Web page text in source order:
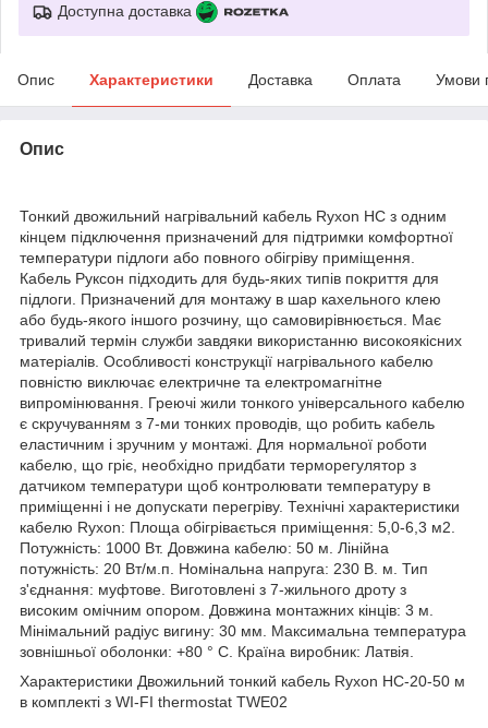
Доступна доставка
Опис Характеристики Доставка Оплата Умови
Опис
Тонкий двожильний нагрівальний кабель Ryxon HC з одним
кінцем підключення призначений для підтримки комфортної
температури підлоги або повного обігріву приміщення.
Кабель Руксон підходить для будь-яких типів покриття для
підлоги. Призначений для монтажу в шар кахельного клею
або будь-якого іншого розчину, що самовирівнюється. Має
тривалий термін служби завдяки використанню високоякісних
матеріалів. Особливості конструкції нагрівального кабелю
повністю виключає електричне та електромагнітне
випромінювання. Греючі жили тонкого універсального кабелю
є скручуванням з 7-ми тонких проводів, що робить кабель
еластичним і зручним у монтажі. Для нормальної роботи
кабелю, що гріє, необхідно придбати терморегулятор з
датчиком температури щоб контролювати температуру в
приміщенні і не допускати перегріву. Технічні характеристики
кабелю Ryxon: Площа обігрівається приміщення: 5,0-6,3 м2.
Потужність: 1000 Вт. Довжина кабелю: 50 м. Лінійна
потужність: 20 Вт/м.п. Номінальна напруга: 230 В. м. Тип
з'єднання: муфтове. Виготовлені з 7-жильного дроту з
високим омічним опором. Довжина монтажних кінців: 3 м.
Мінімальний радіус вигину: 30 мм. Максимальна температура
зовнішньої оболонки: +80 ° С. Країна виробник: Латвія.
Характеристики Двожильний тонкий кабель Ryxon HC-20-50 м
в комплекті з WI-FI thermostat TWE02